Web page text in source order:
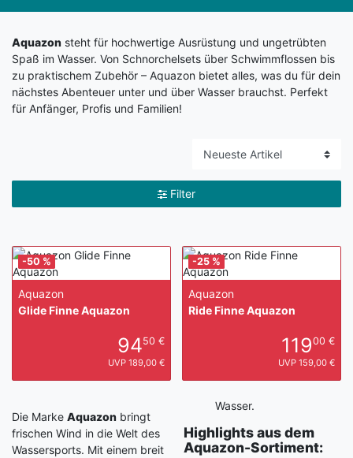
Aquazon steht für hochwertige Ausrüstung und ungetrübten
Spaß im Wasser. Von Schnorchelsets über Schwimmflossen bis
zu praktischem Zubehör – Aquazon bietet alles, was du für dein
nächstes Abenteuer unter und über Wasser brauchst. Perfekt
für Anfänger, Profis und Familien!
Filter
Aquazon
Glide Finne Aquazon
9450 €
UVP 189,00 €
-50 %
Aquazon
Ride Finne Aquazon
11900 €
UVP 159,00 €
-25 %
Die Marke Aquazon bringt
frischen Wind in die Welt des
Wassersports. Mit einem breit
Wasser.
Highlights aus dem
Aquazon-Sortiment: